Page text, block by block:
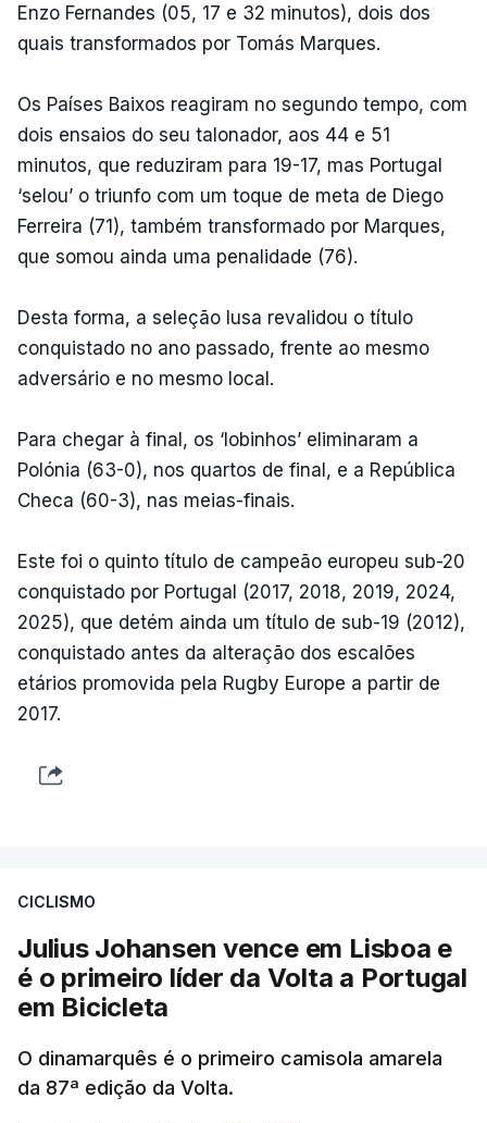
Enzo Fernandes (05, 17 e 32 minutos), dois dos
quais transformados por Tomás Marques.
Os Países Baixos reagiram no segundo tempo, com
dois ensaios do seu talonador, aos 44 e 51
minutos, que reduziram para 19-17, mas Portugal
‘selou’ o triunfo com um toque de meta de Diego
Ferreira (71), também transformado por Marques,
que somou ainda uma penalidade (76).
Desta forma, a seleção lusa revalidou o título
conquistado no ano passado, frente ao mesmo
adversário e no mesmo local.
Para chegar à final, os ‘lobinhos’ eliminaram a
Polónia (63-0), nos quartos de final, e a República
Checa (60-3), nas meias-finais.
Este foi o quinto título de campeão europeu sub-20
conquistado por Portugal (2017, 2018, 2019, 2024,
2025), que detém ainda um título de sub-19 (2012),
conquistado antes da alteração dos escalões
etários promovida pela Rugby Europe a partir de
2017.
CICLISMO
Julius Johansen vence em Lisboa e
é o primeiro líder da Volta a Portugal
em Bicicleta
O dinamarquês é o primeiro camisola amarela
da 87ª edição da Volta.